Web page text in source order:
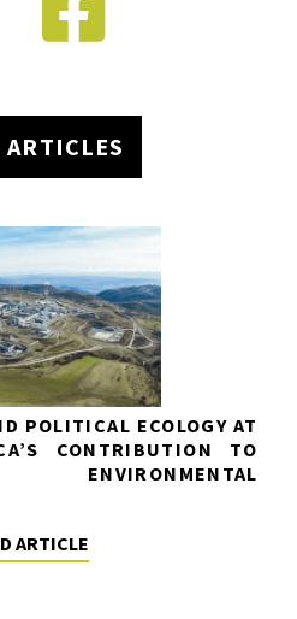
ARTICLES
POLITICAL ECOLOGY AT
CONTRIBUTION TO
ENVIRONMENTAL
ARTICLE